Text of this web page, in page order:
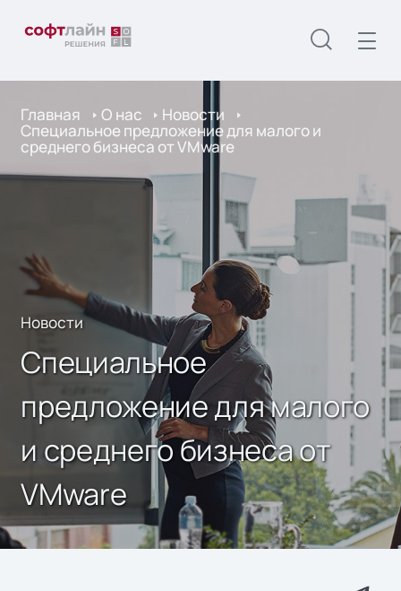
Главная О нас Новости
Специальное предложение для малого и
среднего бизнеса от VMware
Новости
Специальное
предложение для малого
и среднего бизнеса от
VMware